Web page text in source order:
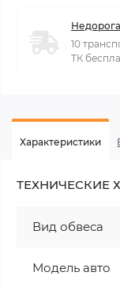
10
ТК
Характеристики
ТЕХНИЧЕСКИЕ
Вид обвеса
Модель авто